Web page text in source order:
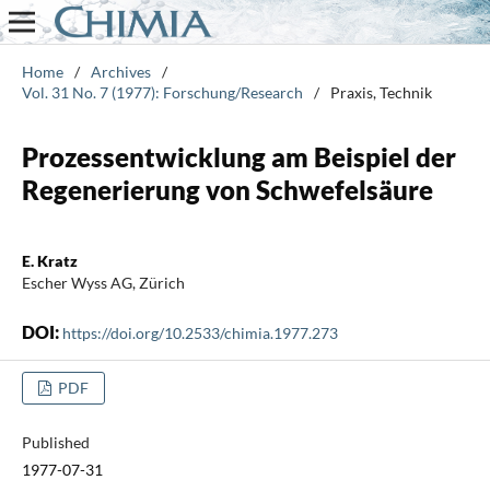
Home / Archives /
Vol. 31 No. 7 (1977): Forschung/Research
/ Praxis, Technik
Prozessentwicklung am Beispiel der
Regenerierung von Schwefelsäure
E. Kratz
Escher Wyss AG, Zürich
DOI: https://doi.org/10.2533/chimia.1977.273
PDF
Published
1977-07-31